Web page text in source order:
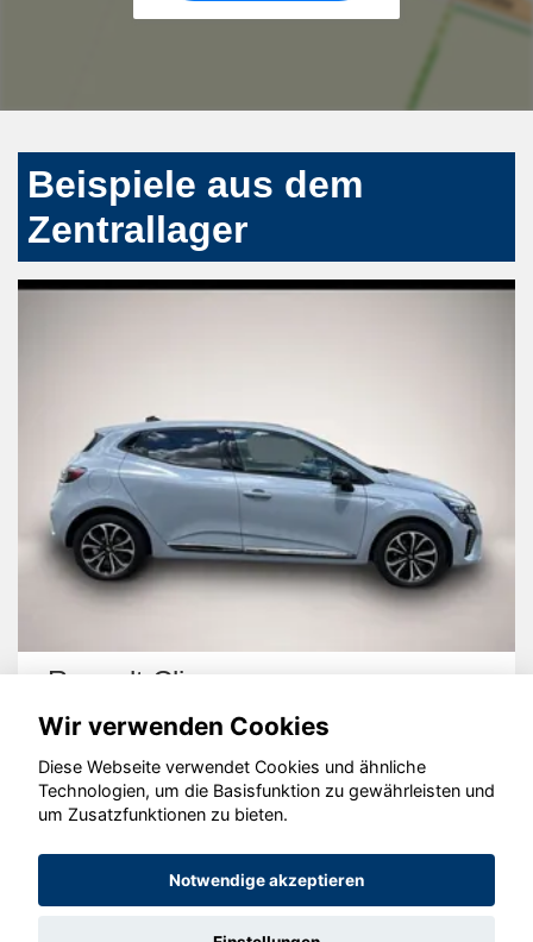
Beispiele aus dem
Zentrallager
Renault Clio
© konjunkturmotor.de GmbH 2020 - 2026
Wir verwenden Cookies
Diese Webseite verwendet Cookies und ähnliche
Technologien, um die Basisfunktion zu gewährleisten und
um Zusatzfunktionen zu bieten.
Notwendige akzeptieren